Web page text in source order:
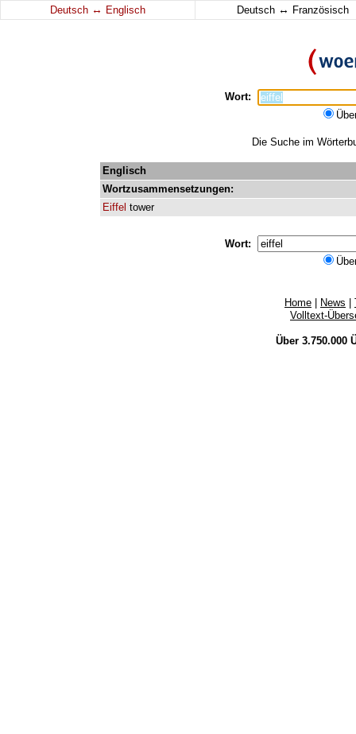
Deutsch ↔ Englisch Deutsch ↔ Französisch
Wort:
Die Suche im
Englisch
Wortzusammensetzungen:
Eiffel tower
Wort:
Home News
Volltext-
Über 3.750.000